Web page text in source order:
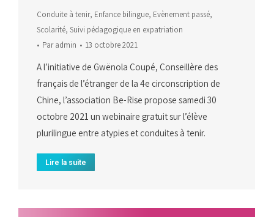
Conduite à tenir, Enfance bilingue, Evènement passé,
Scolarité, Suivi pédagogique en expatriation
Paradmin 13 octobre 2021
A l’initiative de Gwënola Coupé, Conseillère des
français de l’étranger de la 4e circonscription de
Chine, l’association Be-Rise propose samedi 30
octobre 2021 un webinaire gratuit sur l’élève
plurilingue entre atypies et conduites à tenir.
Lire la suite